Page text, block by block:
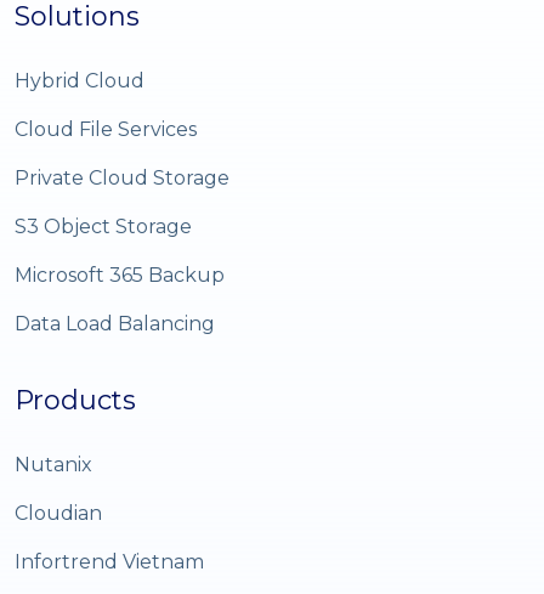
Solutions
Hybrid Cloud
Cloud File Services
Private Cloud Storage
S3 Object Storage
Microsoft 365 Backup
Data Load Balancing
Products
Nutanix
Cloudian
Infortrend Vietnam